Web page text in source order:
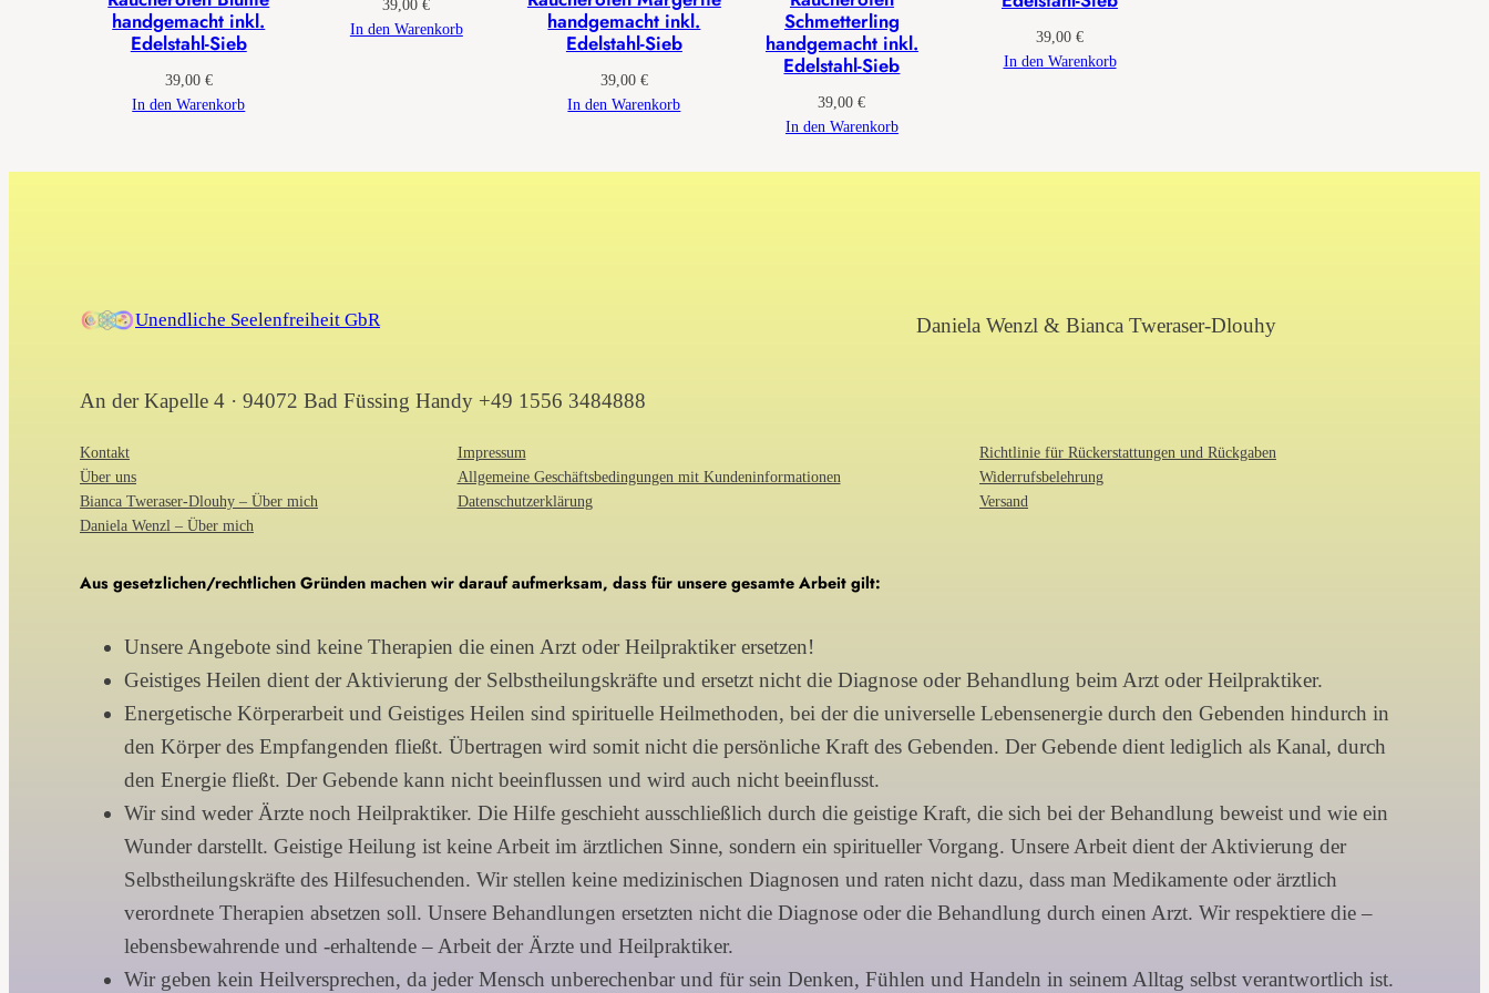
s
t
a
h
-
e
handgemacht inkl.
Edelstahl-Sieb
39,00 €
In den Warenkorb
39,00€
In den Warenkorb
handgemacht inkl.
Edelstahl-Sieb
39,00 €
In den Warenkorb
Schmetterling
handgemacht inkl.
Edelstahl-Sieb
39,00€
In den Warenkorb
39,00€
In den Warenkorb
Unendliche Seelenfreiheit GbR Daniela Wenzl & Bianca Tweraser-Dlouhy
An der Kapelle 4 · 94072 Bad Füssing Handy +49 1556 3484888
Kontakt
Über uns
Bianca Tweraser-Dlouhy – Über mich
Daniela Wenzl – Über mich
Impressum
Allgemeine Geschäftsbedingungen mit Kundeninformationen
Datenschutzerklärung
Richtlinie für Rückerstattungen und Rückgaben
Widerrufsbelehrung
Versand
Aus gesetzlichen/rechtlichen Gründen machen wir darauf aufmerksam, dass für unsere gesamte Arbeit gilt:
Unsere Angebote sind keine Therapien die einen Arzt oder Heilpraktiker ersetzen!
Geistiges Heilen dient der Aktivierung der Selbstheilungskräfte und ersetzt nicht die Diagnose oder Behandlung beim Arzt oder Heilpraktiker.
Energetische Körperarbeit und Geistiges Heilen sind spirituelle Heilmethoden, bei der die universelle Lebensenergie durch den Gebenden hindurch in
den Körper des Empfangenden fließt. Übertragen wird somit nicht die persönliche Kraft des Gebenden. Der Gebende dient lediglich als Kanal, durch
den Energie fließt. Der Gebende kann nicht beeinflussen und wird auch nicht beeinflusst.
Wir sind weder Ärzte noch Heilpraktiker. Die Hilfe geschieht ausschließlich durch die geistige Kraft, die sich bei der Behandlung beweist und wie ein
Wunder darstellt. Geistige Heilung ist keine Arbeit im ärztlichen Sinne, sondern ein spiritueller Vorgang. Unsere Arbeit dient der Aktivierung der
Selbstheilungskräfte des Hilfesuchenden. Wir stellen keine medizinischen Diagnosen und raten nicht dazu, dass man Medikamente oder ärztlich
verordnete Therapien absetzen soll. Unsere Behandlungen ersetzten nicht die Diagnose oder die Behandlung durch einen Arzt. Wir respektiere die –
lebensbewahrende und -erhaltende – Arbeit der Ärzte und Heilpraktiker.
Wir geben kein Heilversprechen, da jeder Mensch unberechenbar und für sein Denken, Fühlen und Handeln in seinem Alltag selbst verantwortlich ist.